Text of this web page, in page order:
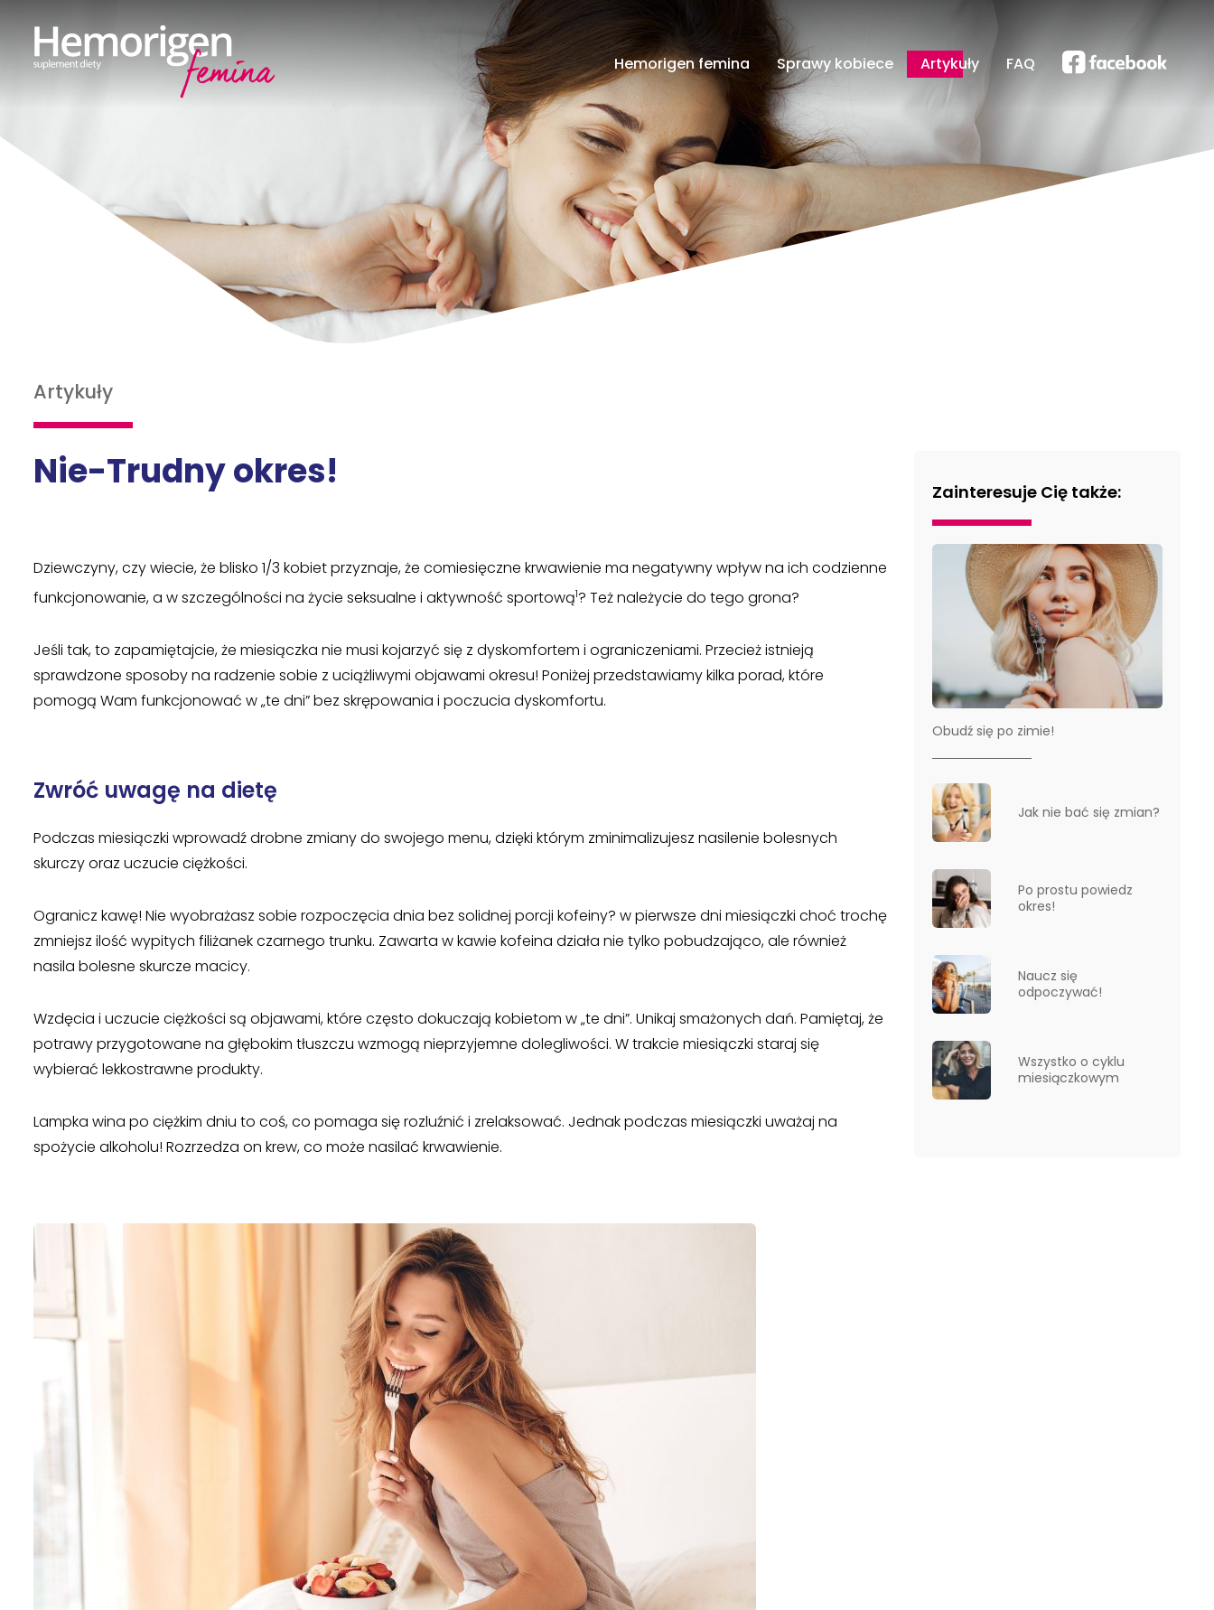
Hemorigen femina Sprawy kobiece Artykuły FAQ
Artykuły
Nie-Trudny okres!
Dziewczyny, czy wiecie, że blisko 1/3 kobiet przyznaje, że comiesięczne krwawienie ma negatywny wpływ na ich codzienne
funkcjonowanie, a w szczególności na życie seksualne i aktywność sportową1? Też należycie do tego grona?
Jeśli tak, to zapamiętajcie, że miesiączka nie musi kojarzyć się z dyskomfortem i ograniczeniami. Przecież istnieją
sprawdzone sposoby na radzenie sobie z uciążliwymi objawami okresu! Poniżej przedstawiamy kilka porad, które
pomogą Wam funkcjonować w „te dni” bez skrępowania i poczucia dyskomfortu.
Zwróć uwagę na dietę
Podczas miesiączki wprowadź drobne zmiany do swojego menu, dzięki którym zminimalizujesz nasilenie bolesnych
skurczy oraz uczucie ciężkości.
Ogranicz kawę! Nie wyobrażasz sobie rozpoczęcia dnia bez solidnej porcji kofeiny? w pierwsze dni miesiączki choć trochę
zmniejsz ilość wypitych filiżanek czarnego trunku. Zawarta w kawie kofeina działa nie tylko pobudzająco, ale również
nasila bolesne skurcze macicy.
Wzdęcia i uczucie ciężkości są objawami, które często dokuczają kobietom w „te dni”. Unikaj smażonych dań. Pamiętaj, że
potrawy przygotowane na głębokim tłuszczu wzmogą nieprzyjemne dolegliwości. W trakcie miesiączki staraj się
wybierać lekkostrawne produkty.
Lampka wina po ciężkim dniu to coś, co pomaga się rozluźnić i zrelaksować. Jednak podczas miesiączki uważaj na
spożycie alkoholu! Rozrzedza on krew, co może nasilać krwawienie.
Zainteresuje Cię także:
Obudź się po zimie!
Jak nie bać się zmian?
Po prostu powiedz
okres!
Naucz się
odpoczywać!
Wszystko o cyklu
miesiączkowym